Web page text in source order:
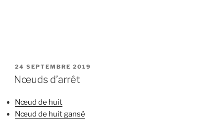
PUBLIÉ
LE
24 SEPTEMBRE 2019
Nœuds d’arrêt
Nœud de huit
Nœud de huit gansé